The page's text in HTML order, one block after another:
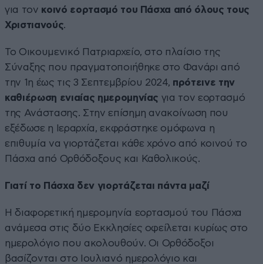
για τον κοινό εορτασμό του Πάσχα από όλους τους
Χριστιανούς.
Το Οικουμενικό Πατριαρχείο, στο πλαίσιο της
Σύναξης που πραγματοποιήθηκε στο Φανάρι από
την 1η έως τις 3 Σεπτεμβρίου 2024, πρότεινε την
καθιέρωση ενιαίας ημερομηνίας για τον εορτασμό
της Ανάστασης. Στην επίσημη ανακοίνωση που
εξέδωσε η Ιεραρχία, εκφράστηκε ομόφωνα η
επιθυμία να γιορτάζεται κάθε χρόνο από κοινού το
Πάσχα από Ορθόδοξους και Καθολικούς.
Γιατί το Πάσχα δεν γιορτάζεται πάντα μαζί
Η διαφορετική ημερομηνία εορτασμού του Πάσχα
ανάμεσα στις δύο Εκκλησίες οφείλεται κυρίως στο
ημερολόγιο που ακολουθούν. Οι Ορθόδοξοι
βασίζονται στο Ιουλιανό ημερολόγιο και